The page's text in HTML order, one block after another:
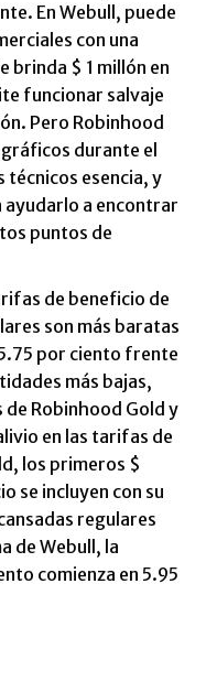
En Webull, puede
con una
brinda $ 1 millón en
funcionar salvaje
Pero Robinhood
durante el
esencia, y
a encontrar
puntos de
de beneficio de
son más baratas
por ciento frente
más bajas,
Robinhood Gold y
en las tarifas de
los primeros $
se incluyen con su
regulares
de Webull, la
comienza en 5.95